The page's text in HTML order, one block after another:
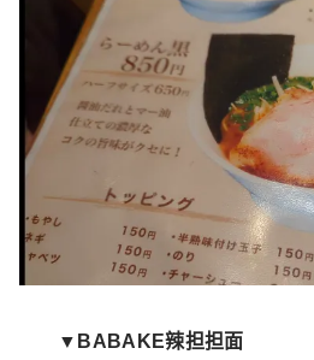
▼BABAKE辣担担面